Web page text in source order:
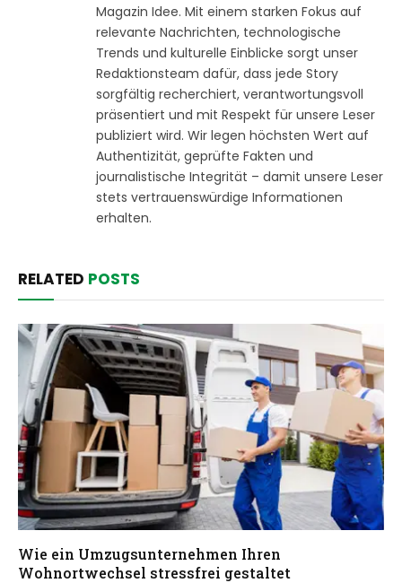
Magazin Idee. Mit einem starken Fokus auf
relevante Nachrichten, technologische
Trends und kulturelle Einblicke sorgt unser
Redaktionsteam dafür, dass jede Story
sorgfältig recherchiert, verantwortungsvoll
präsentiert und mit Respekt für unsere Leser
publiziert wird. Wir legen höchsten Wert auf
Authentizität, geprüfte Fakten und
journalistische Integrität – damit unsere Leser
stets vertrauenswürdige Informationen
erhalten.
RELATED POSTS
Wie ein Umzugsunternehmen Ihren
Wohnortwechsel stressfrei gestaltet